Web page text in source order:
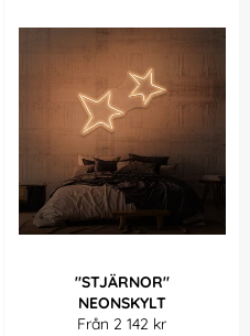
"STJÄRNOR"
NEONSKYLT
Från 2 142 kr